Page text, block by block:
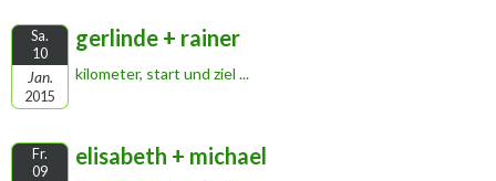
Sa.
10
Jan.
2015
gerlinde + rainer
kilometer, start und ziel ...
Fr.
09
elisabeth + michael